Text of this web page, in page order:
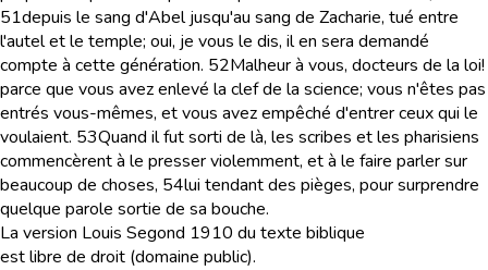
51depuis le sang d'Abel jusqu'au sang de Zacharie, tué entre
l'autel et le temple; oui, je vous le dis, il en sera demandé
compte à cette génération. 52Malheur à vous, docteurs de la loi!
parce que vous avez enlevé la clef de la science; vous n'êtes pas
entrés vous-mêmes, et vous avez empêché d'entrer ceux qui le
voulaient. 53Quand il fut sorti de là, les scribes et les pharisiens
commencèrent à le presser violemment, et à le faire parler sur
beaucoup de choses, 54lui tendant des pièges, pour surprendre
quelque parole sortie de sa bouche.
La version Louis Segond 1910 du texte biblique
est libre de droit (domaine public).